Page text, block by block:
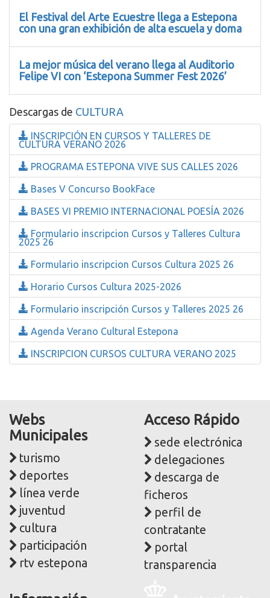
El Festival del Arte Ecuestre llega a Estepona
con una gran exhibición de alta escuela y doma
La mejor música del verano llega al Auditorio
Felipe VI con ‘Estepona Summer Fest 2026’
Descargas de CULTURA
INSCRIPCIÓN EN CURSOS Y TALLERES DE
CULTURA VERANO 2026
PROGRAMA ESTEPONA VIVE SUS CALLES 2026
Bases V Concurso BookFace
BASES VI PREMIO INTERNACIONAL POESÍA 2026
Formulario inscripcion Cursos y Talleres Cultura
2025 26
Formulario inscripcion Cursos Cultura 2025 26
Horario Cursos Cultura 2025-2026
Formulario inscripción Cursos y Talleres 2025 26
Agenda Verano Cultural Estepona
INSCRIPCION CURSOS CULTURA VERANO 2025
Webs
Municipales
turismo
deportes
línea verde
juventud
cultura
participación
rtv estepona
Acceso Rápido
sede electrónica
delegaciones
descarga de
ficheros
perfil de
contratante
portal
transparencia